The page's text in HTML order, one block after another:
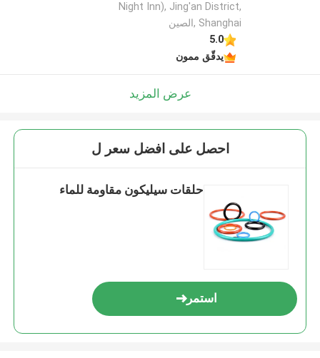
Night Inn), Jing'an District,
Shanghai ,الصين
5.0
يدقّق ممون
عرض المزيد
احصل على افضل سعر ل
حلقات سيليكون مقاومة للماء
استمر